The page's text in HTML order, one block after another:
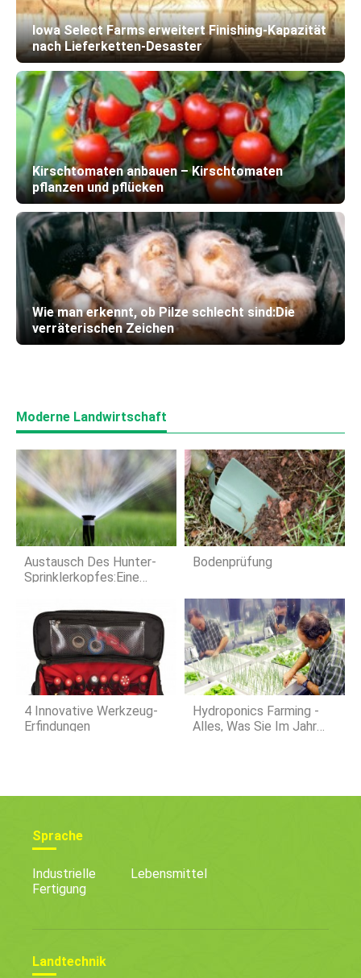
Iowa Select Farms erweitert Finishing-Kapazität
nach Lieferketten-Desaster
Kirschtomaten anbauen – Kirschtomaten
pflanzen und pflücken
Wie man erkennt, ob Pilze schlecht sind:Die
verräterischen Zeichen
Moderne Landwirtschaft
Austausch Des Hunter-
Sprinklerkopfes:Eine
Schritt-Anleitung
Bodenprüfung
4 Innovative Werkzeug-
Erfindungen
Hydroponics Farming -
Alles, Was Sie Im Jahr
Sprache
Industrielle
Fertigung
Lebensmittel
Landtechnik